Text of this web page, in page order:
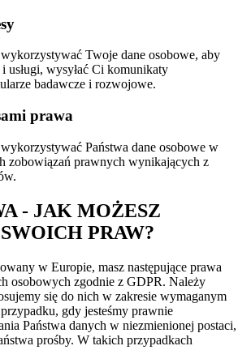
Twoje dane osobowe, aby
usługi, wysyłać Ci komunikaty
badawcze i rozwojowe.
prawa
Państwa dane osobowe w
zobowiązań prawnych wynikających z
- JAK MOŻESZ
PRAW?
w Europie, masz następujące prawa
osobowych zgodnie z GDPR. Należy
się do nich w zakresie wymaganym
gdy jesteśmy prawnie
Państwa danych w niezmienionej postaci,
prośby. W takich przypadkach